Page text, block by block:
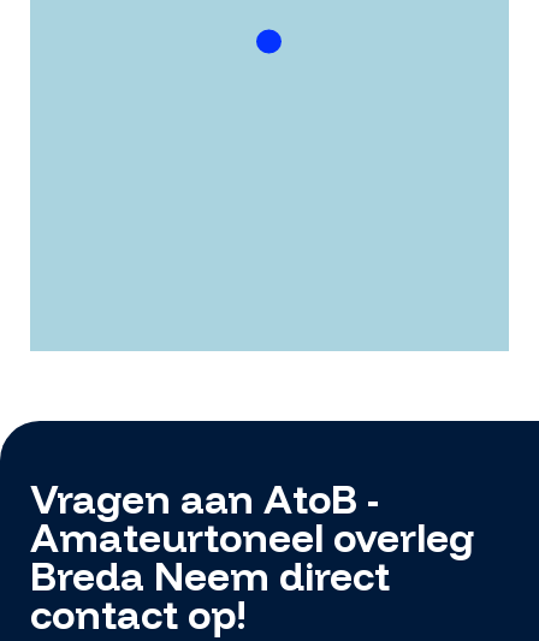
Vragen aan AtoB -
Amateurtoneel overleg
Breda Neem direct
contact op!